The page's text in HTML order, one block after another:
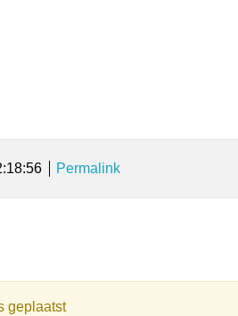
Permalink
geplaatst